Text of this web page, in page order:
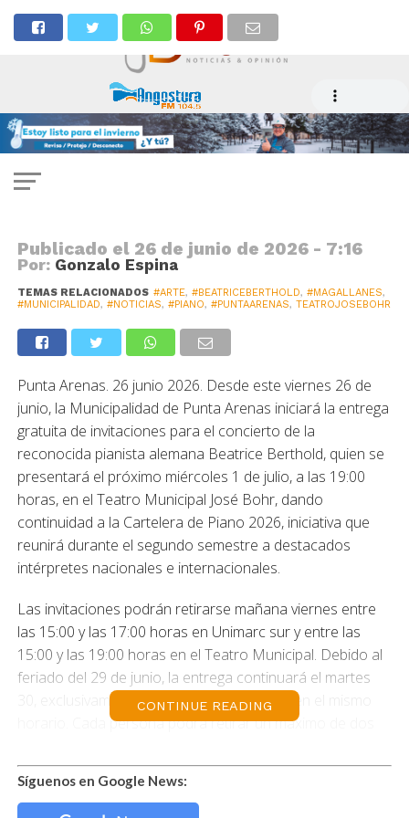
Comienza retiro de invitaciones
para concierto de la destacada
pianista alemana Beatrice
Berthold
Publicado el 26 de junio de 2026 - 7:16
Por: Gonzalo Espina
TEMAS RELACIONADOS #ARTE, #BEATRICEBERTHOLD, #MAGALLANES,
#MUNICIPALIDAD, #NOTICIAS, #PIANO, #PUNTAARENAS, TEATROJOSEBOHR
Punta Arenas. 26 junio 2026. Desde este viernes 26 de
junio, la Municipalidad de Punta Arenas iniciará la entrega
gratuita de invitaciones para el concierto de la
reconocida pianista alemana Beatrice Berthold, quien se
presentará el próximo miércoles 1 de julio, a las 19:00
horas, en el Teatro Municipal José Bohr, dando
continuidad a la Cartelera de Piano 2026, iniciativa que
reunirá durante el segundo semestre a destacados
intérpretes nacionales e internacionales.
Las invitaciones podrán retirarse mañana viernes entre
las 15:00 y las 17:00 horas en Unimarc sur y entre las
15:00 y las 19:00 horas en el Teatro Municipal. Debido al
feriado del 29 de junio, la entrega continuará el martes
30, exclusivamente en el Teatro Municipal, en el mismo
horario. Cada persona podrá retirar un máximo de dos
El alcalde de Punta Arenas, Claudio Radonich, destacó
que esta programación consolida el compromiso del
CONTINUE READING
Síguenos en Google News: